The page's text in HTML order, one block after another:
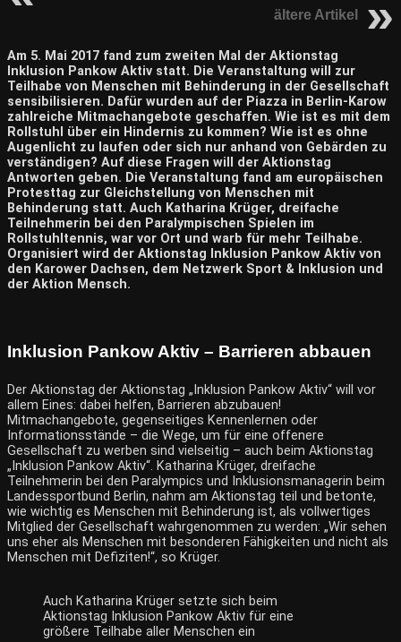
ältere Artikel
Am 5. Mai 2017 fand zum zweiten Mal der Aktionstag
Inklusion Pankow Aktiv statt. Die Veranstaltung will zur
Teilhabe von Menschen mit Behinderung in der Gesellschaft
sensibilisieren. Dafür wurden auf der Piazza in Berlin-Karow
zahlreiche Mitmachangebote geschaffen. Wie ist es mit dem
Rollstuhl über ein Hindernis zu kommen? Wie ist es ohne
Augenlicht zu laufen oder sich nur anhand von Gebärden zu
verständigen? Auf diese Fragen will der Aktionstag
Antworten geben. Die Veranstaltung fand am europäischen
Protesttag zur Gleichstellung von Menschen mit
Behinderung statt. Auch Katharina Krüger, dreifache
Teilnehmerin bei den Paralympischen Spielen im
Rollstuhltennis, war vor Ort und warb für mehr Teilhabe.
Organisiert wird der Aktionstag Inklusion Pankow Aktiv von
den Karower Dachsen, dem Netzwerk Sport & Inklusion und
der Aktion Mensch.
Inklusion Pankow Aktiv – Barrieren abbauen
Der Aktionstag der Aktionstag „Inklusion Pankow Aktiv“ will vor
allem Eines: dabei helfen, Barrieren abzubauen!
Mitmachangebote, gegenseitiges Kennenlernen oder
Informationsstände – die Wege, um für eine offenere
Gesellschaft zu werben sind vielseitig – auch beim Aktionstag
„Inklusion Pankow Aktiv“. Katharina Krüger, dreifache
Teilnehmerin bei den Paralympics und Inklusionsmanagerin beim
Landessportbund Berlin, nahm am Aktionstag teil und betonte,
wie wichtig es Menschen mit Behinderung ist, als vollwertiges
Mitglied der Gesellschaft wahrgenommen zu werden: „Wir sehen
uns eher als Menschen mit besonderen Fähigkeiten und nicht als
Menschen mit Defiziten!“, so Krüger.
Auch Katharina Krüger setzte sich beim
Aktionstag Inklusion Pankow Aktiv für eine
größere Teilhabe aller Menschen ein